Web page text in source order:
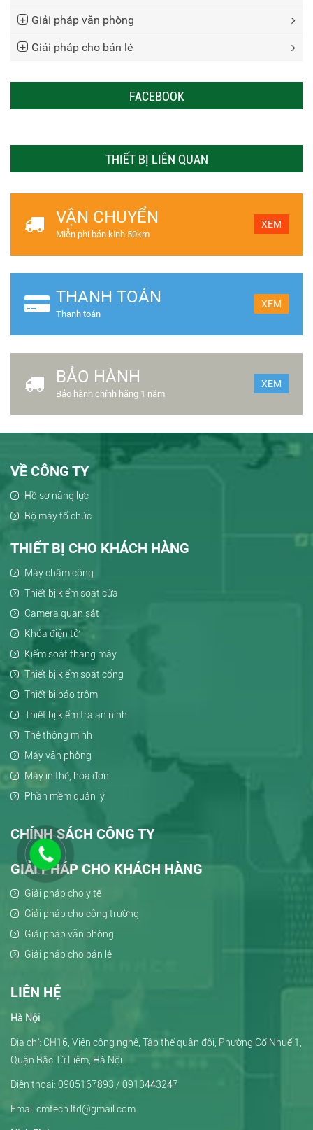
Giải pháp văn phòng
Giải pháp cho bán lẻ
FACEBOOK
THIẾT BỊ LIÊN QUAN
VẬN CHUYỂN
Miễn phí bán kính 50km
XEM
THANH TOÁN
Thanh toán
XEM
BẢO HÀNH
Bảo hành chính hãng 1 năm
XEM
VỀ CÔNG TY
Hồ sơ năng lực
Bộ máy tổ chức
THIẾT BỊ CHO KHÁCH HÀNG
Máy chấm công
Thiết bị kiểm soát cửa
Camera quan sát
Khóa điện tử
Kiểm soát thang máy
Thiết bị kiểm soát cổng
Thiết bị báo trộm
Thiết bị kiểm tra an ninh
Thẻ thông minh
Máy văn phòng
Máy in thẻ, hóa đơn
Phần mềm quản lý
CHÍNH SÁCH CÔNG TY
GIẢI PHÁP CHO KHÁCH HÀNG
Giải pháp cho y tế
Giải pháp cho công trường
Giải pháp văn phòng
Giải pháp cho bán lẻ
LIÊN HỆ
Hà Nội
Địa chỉ: CH16, Viện công nghệ, Tập thể quân đội, Phường Cổ Nhuế 1,
Quận Bắc Từ Liêm, Hà Nội.
Điện thoại: 0905167893 / 0913443247
Emal: cmtech.ltd@gmail.com